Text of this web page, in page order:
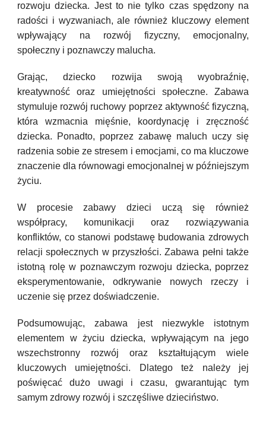
rozwoju dziecka. Jest to nie tylko czas spędzony na
radości i wyzwaniach, ale również kluczowy element
wpływający na rozwój fizyczny, emocjonalny,
społeczny i poznawczy malucha.
Grając, dziecko rozwija swoją wyobraźnię,
kreatywność oraz umiejętności społeczne. Zabawa
stymuluje rozwój ruchowy poprzez aktywność fizyczną,
która wzmacnia mięśnie, koordynację i zręczność
dziecka. Ponadto, poprzez zabawę maluch uczy się
radzenia sobie ze stresem i emocjami, co ma kluczowe
znaczenie dla równowagi emocjonalnej w późniejszym
życiu.
W procesie zabawy dzieci uczą się również
współpracy, komunikacji oraz rozwiązywania
konfliktów, co stanowi podstawę budowania zdrowych
relacji społecznych w przyszłości. Zabawa pełni także
istotną rolę w poznawczym rozwoju dziecka, poprzez
eksperymentowanie, odkrywanie nowych rzeczy i
uczenie się przez doświadczenie.
Podsumowując, zabawa jest niezwykle istotnym
elementem w życiu dziecka, wpływającym na jego
wszechstronny rozwój oraz kształtującym wiele
kluczowych umiejętności. Dlatego też należy jej
poświęcać dużo uwagi i czasu, gwarantując tym
samym zdrowy rozwój i szczęśliwe dzieciństwo.